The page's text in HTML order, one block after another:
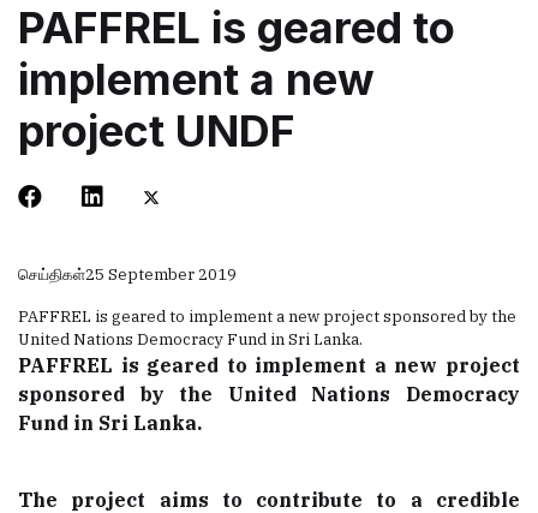
PAFFREL is geared to
implement a new
project UNDF
செய்திகள்25 September 2019
PAFFREL is geared to implement a new project sponsored by the
United Nations Democracy Fund in Sri Lanka.
PAFFREL is geared to implement a new project
sponsored by the United Nations Democracy
Fund in Sri Lanka.
The project aims to contribute to a credible